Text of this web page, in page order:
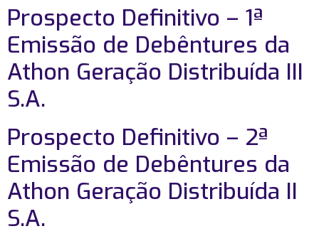
Prospecto Definitivo – 1ª
Emissão de Debêntures da
Athon Geração Distribuída III
S.A.
Prospecto Definitivo – 2ª
Emissão de Debêntures da
Athon Geração Distribuída II
S.A.